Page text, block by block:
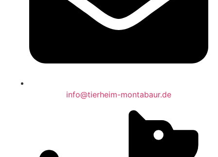
info@tierheim-montabaur.de